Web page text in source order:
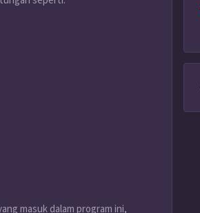
masuk dalam program ini,